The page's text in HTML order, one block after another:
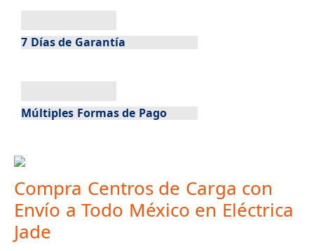
7 Días de Garantía
Múltiples Formas de Pago
Compra Centros de Carga con
Envío a Todo México en Eléctrica
Jade